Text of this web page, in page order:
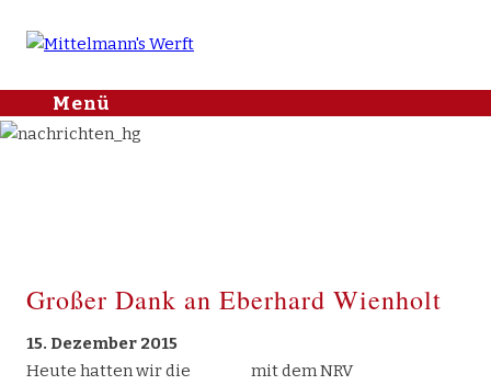
Mittelmann's
Werft
Menü
Home
Sargo
Makai
X Shore
2018
2017
2016
Großer Dank an Eberhard Wienholt
15. Dezember 2015
Heute hatten wir die
mit dem NRV